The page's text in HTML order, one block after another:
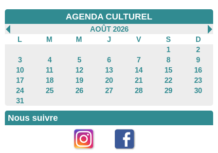
AGENDA CULTUREL
AOÛT 2026
L
M M J V S
D
1
2
3
4 5 6 7 8
9
10
11 12 13 14 15
16
17
18 19 20 21 22
23
24
25 26 27 28 29
30
31
Nous suivre